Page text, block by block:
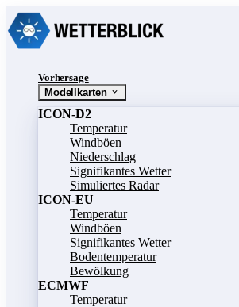
Vorhersage
Modellkarten
ICON-D2
Temperatur
Windböen
Niederschlag
Signifikantes Wetter
Simuliertes Radar
ICON-EU
Temperatur
Windböen
Signifikantes Wetter
Bodentemperatur
Bewölkung
ECMWF
Temperatur